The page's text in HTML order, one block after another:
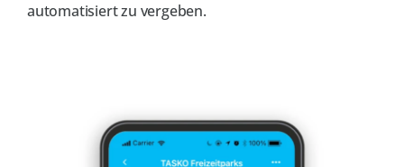
automatisiert zu vergeben.